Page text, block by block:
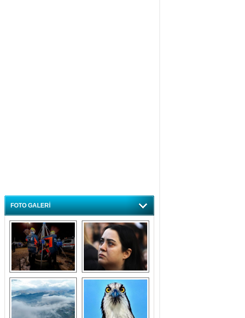
FOTO GALERİ
Bursa'da deprem
tatbikatı gerçeğini
aratmadı
Özlem ve minnetle
anıyoruz